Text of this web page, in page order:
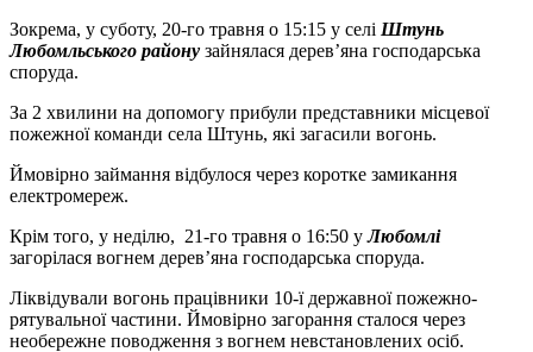
Зокрема, у суботу, 20-го травня о 15:15 у селі Штунь
Любомльського району зайнялася дерев’яна господарська
споруда.
За 2 хвилини на допомогу прибули представники місцевої
пожежної команди села Штунь, які загасили вогонь.
Ймовірно займання відбулося через коротке замикання
електромереж.
Крім того, у неділю, 21-го травня о 16:50 уЛюбомлі
загорілася вогнем дерев’яна господарська споруда.
Ліквідували вогонь працівники 10-ї державної пожежно-
рятувальної частини. Ймовірно загорання сталося через
необережне поводження з вогнем невстановлених осіб.